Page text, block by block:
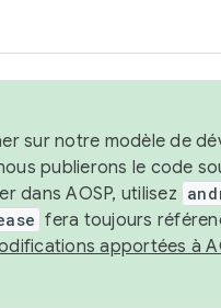
sur notre modèle de
publierons le code
dans AOSP, utilisez
fera toujours
apportées à